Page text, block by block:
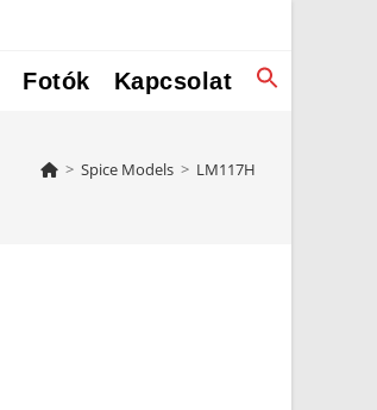
Fotók Kapcsolat
> Spice Models > LM117H